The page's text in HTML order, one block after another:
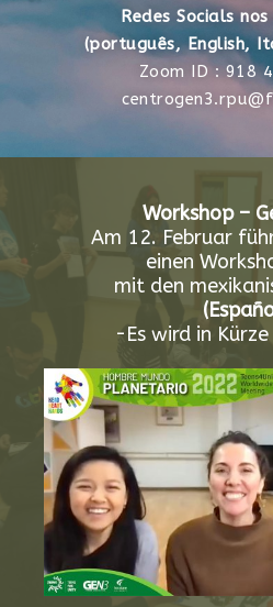
Redes Socials
(português, English,
Zoom ID : 918
Workshop –
Am 12. Februar
einen
mit den
-Es wird in